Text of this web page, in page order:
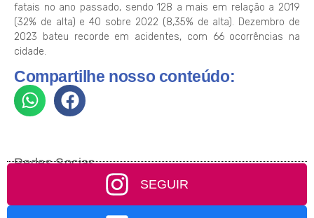
fatais no ano passado, sendo 128 a mais em relação a 2019
(32% de alta) e 40 sobre 2022 (8,35% de alta). Dezembro de
2023 bateu recorde em acidentes, com 66 ocorrências na
cidade.
Compartilhe nosso conteúdo:
Redes Socias
SEGUIR